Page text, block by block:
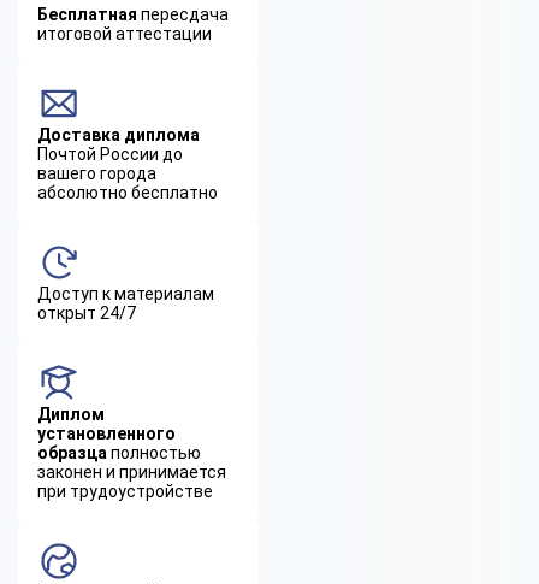
Бесплатная пересдача
итоговой аттестации
Доставка диплома
Почтой России до
вашего города
абсолютно бесплатно
Доступ к материалам
открыт 24/7
Диплом
установленного
образца полностью
законен и принимается
при трудоустройстве